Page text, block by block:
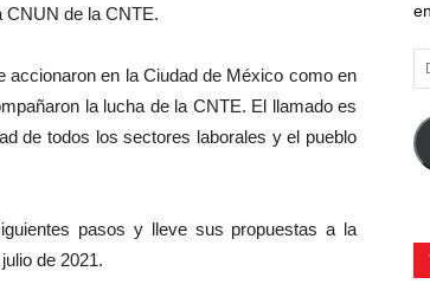
CNUN de la CNTE.
accionaron en la Ciudad de México como en
la lucha de la CNTE. El llamado es
de todos los sectores laborales y el pueblo
pasos y lleve sus propuestas a la
de 2021.
de